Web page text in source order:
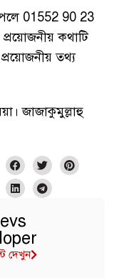
01552 90 23
কথাটি
তথ্য
জাজাকুমুল্লাহু
দেখুন